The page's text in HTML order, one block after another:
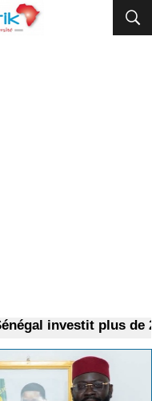
investit plus de